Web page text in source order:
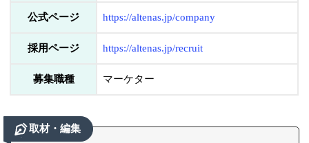
公式ページ https://altenas.jp/company
採用ページ https://altenas.jp/recruit
募集職種 マーケター
取材・編集